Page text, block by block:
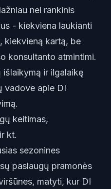
nei rankinis
- kiekviena laukianti
kiekvieną kartą, be
konsultanto atmintimi.
išlaikymą ir ilgalaikę
vadove apie DI
.
keitimas,
kt.
sezonines
paslaugų pramonės
matyti, kur DI